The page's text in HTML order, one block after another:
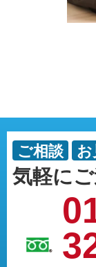
ご相談 お
気軽に